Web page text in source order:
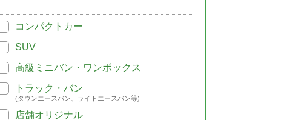
コンパクトカー
SUV
高級ミニバン・ワンボックス
トラック・バン
(タウンエースバン、ライトエースバン等)
店舗オリジナル